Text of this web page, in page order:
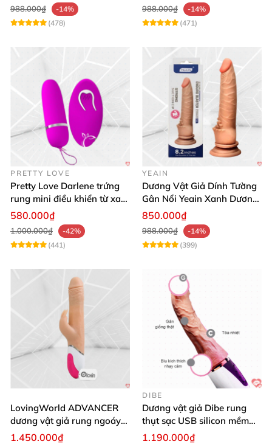
988.000₫
-14%
(478)
988.000₫
-14%
(471)
PRETTY LOVE
Pretty Love Darlene trứng
rung mini điều khiển từ xa
12 chế độ rung mạnh
580.000₫
1.000.000₫
-42%
(441)
YEAIN
Dương Vật Giả Dính Tường
Gân Nổi Yeain Xanh Dương
8.2 Siêu Thật
850.000₫
988.000₫
-14%
(399)
LovingWorld ADVANCER
dương vật giả rung ngoáy
thụt 7 chế độ
1.450.000₫
DIBE
Dương vật giả Dibe rung
thụt sạc USB silicon mềm
mại thật
1.190.000₫